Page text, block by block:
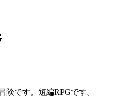
です。短編RPGです。